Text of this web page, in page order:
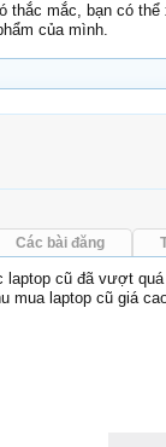
thắc mắc, bạn có
của mình.
Các bài đăng
laptop cũ đã vượt
mua laptop cũ giá